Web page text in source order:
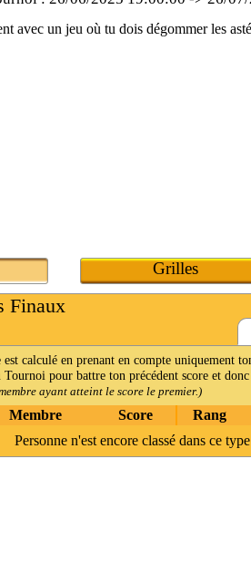
Grilles
Finaux
calculé en prenant en compte uniquement
pour battre ton précédent score et donc
ayant atteint le score le premier.)
Membre Score Rang
Personne n'est encore classé dans ce